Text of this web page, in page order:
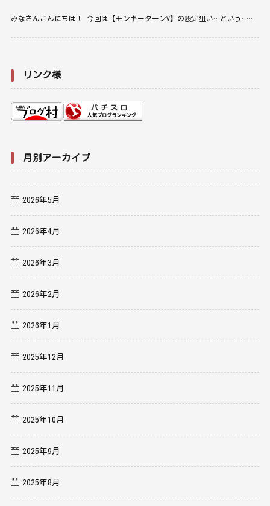
みなさんこんにちは！ 今回は【モンキーターンV】の設定狙い…という……
リンク様
月別アーカイブ
2026年5月
2026年4月
2026年3月
2026年2月
2026年1月
2025年12月
2025年11月
2025年10月
2025年9月
2025年8月